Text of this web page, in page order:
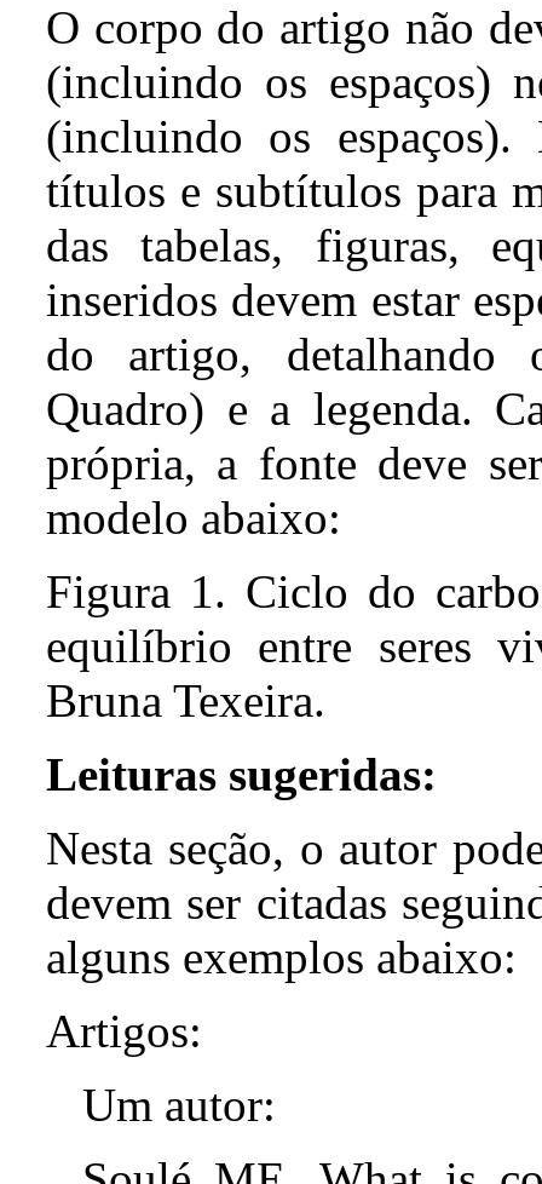
O corpo do artigo não
(incluindo os espaços)
(incluindo os espaços).
títulos e subtítulos para
dastabelas, figuras,
inseridos devem estar
do artigo, detalhando
Quadro) e a legenda.
própria, a fonte deve
modelo abaixo:
Figura 1. Ciclo do
equilíbrio entre seres
Bruna Texeira.
Leituras sugeridas:
Nesta seção, o autor
devem ser citadas
alguns exemplos abaixo:
Artigos:
Um autor: